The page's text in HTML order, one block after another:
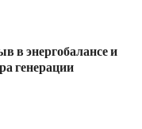
в энергобалансе и
генерации